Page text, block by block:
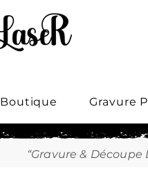
Boutique Gravure
“Gravure &